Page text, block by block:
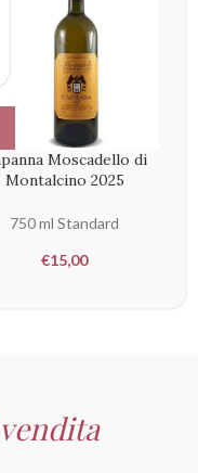
Moscadello di
Montalcino 2025
750 ml Standard
€15,00